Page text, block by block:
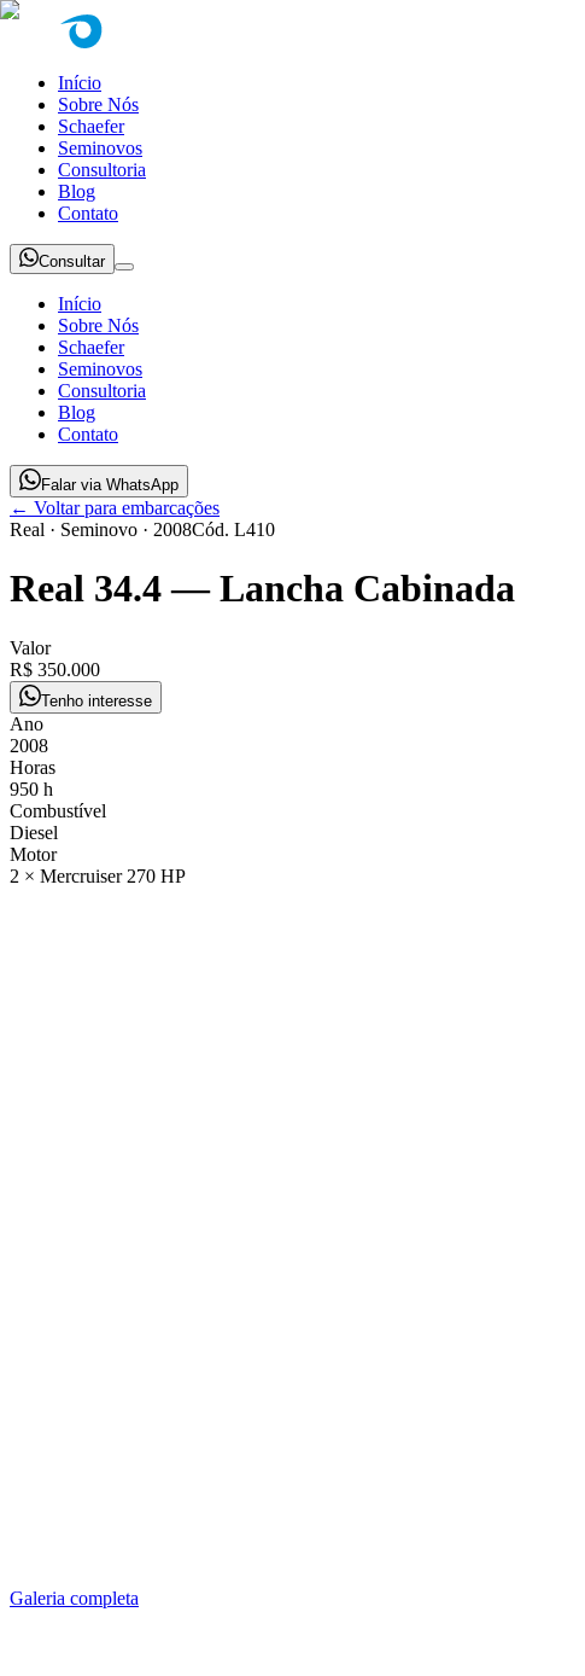
Início
Sobre Nós
Schaefer
Seminovos
Consultoria
Blog
Contato
Consultar
Início
Sobre Nós
Schaefer
Seminovos
Consultoria
Blog
Contato
Falar via WhatsApp
← Voltar para embarcações
Real · Seminovo · 2008Cód. L410
Real 34.4—Lancha Cabinada
Valor
R$ 350.000
Tenho interesse
Ano
2008
Horas
950 h
Combustível
Diesel
Motor
2 × Mercruiser 270 HP
Galeria completa